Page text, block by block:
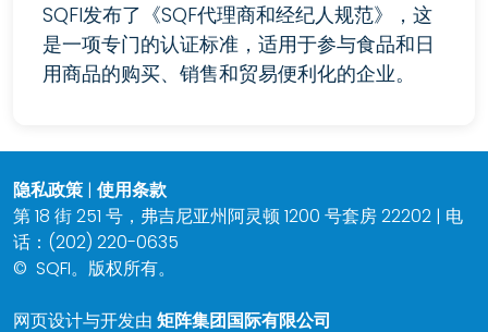
SQFI发布了《SQF代理商和经纪人规范》，这
是一项专门的认证标准，适用于参与食品和日
用商品的购买、销售和贸易便利化的企业。
隐私政策 | 使用条款
第 18 街 251 号，弗吉尼亚州阿灵顿 1200 号套房 22202 | 电
话：(202) 220-0635
© SQFI。版权所有。
网页设计与开发由 矩阵集团国际有限公司